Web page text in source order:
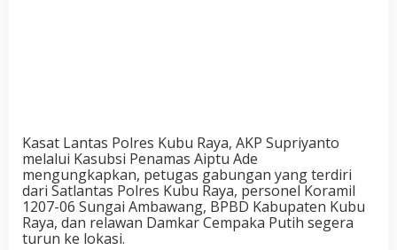
Kasat Lantas Polres Kubu Raya, AKP Supriyanto
melalui Kasubsi Penamas Aiptu Ade
mengungkapkan, petugas gabungan yang terdiri
dari Satlantas Polres Kubu Raya, personel Koramil
1207-06 Sungai Ambawang, BPBD Kabupaten Kubu
Raya, dan relawan Damkar Cempaka Putih segera
turun ke lokasi.